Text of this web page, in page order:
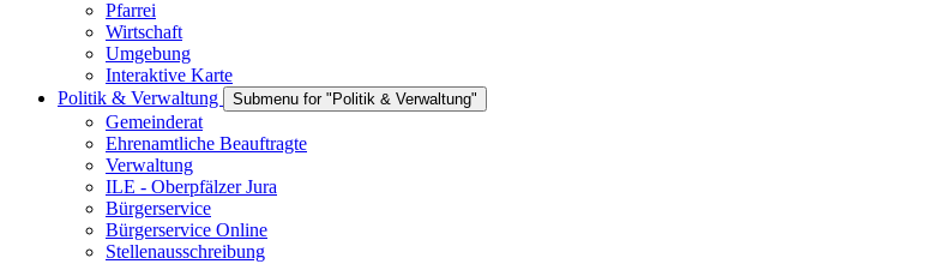
Pfarrei
Wirtschaft
Umgebung
Interaktive Karte
Politik & Verwaltung
Submenu for "Politik & Verwaltung"
Gemeinderat
Ehrenamtliche Beauftragte
Verwaltung
ILE - Oberpfälzer Jura
Bürgerservice
Bürgerservice Online
Stellenausschreibung